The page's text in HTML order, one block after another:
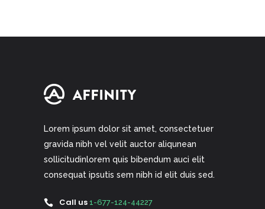
Lorem ipsum dolor sit amet, consectetuer
gravida nibh vel velit auctor aliqunean
sollicitudinlorem quis bibendum auci elit
consequat ipsutis sem nibh id elit duis sed.
Call us 1-677-124-44227